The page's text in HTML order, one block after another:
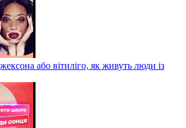
або вітиліго, як живуть люди із